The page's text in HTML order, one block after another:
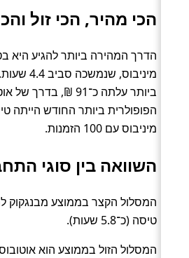
הכי מהיר, הכי זול
הדרך המהירה ביותר להגיע היא
מיניבוס,
ביותר עלתה כ־91 ₪,
הפופולרית ביותר החודש הייתה
מיניבוס עם 100 הזמנות.
השוואה בין סוגי
טיסה (כ־5.8 שעות).
המסלול הזול בממוצע הוא אוטובוס